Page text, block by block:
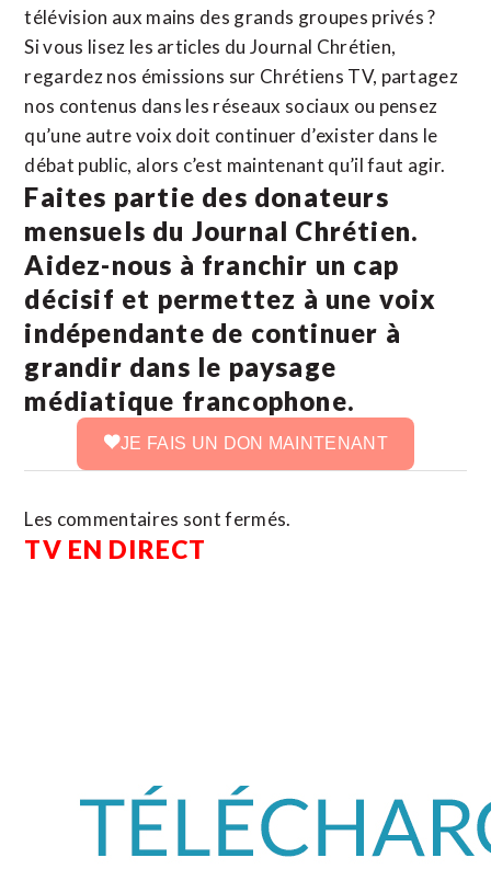
télévision aux mains des grands groupes privés ?
Si vous lisez les articles du Journal Chrétien,
regardez nos émissions sur Chrétiens TV, partagez
nos contenus dans les réseaux sociaux ou pensez
qu’une autre voix doit continuer d’exister dans le
débat public, alors c’est maintenant qu’il faut agir.
Faites partie des donateurs
mensuels du Journal Chrétien.
Aidez-nous à franchir un cap
décisif et permettez à une voix
indépendante de continuer à
grandir dans le paysage
médiatique francophone.
JE FAIS UN DON MAINTENANT
Les commentaires sont fermés.
TV EN DIRECT